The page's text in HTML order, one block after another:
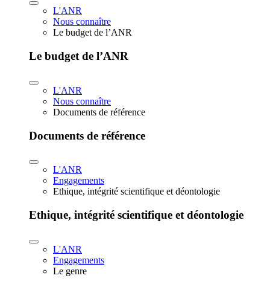
L'ANR
Nous connaître
Le budget de l’ANR
Le budget de l’ANR
L'ANR
Nous connaître
Documents de référence
Documents de référence
L'ANR
Engagements
Ethique, intégrité scientifique et déontologie
Ethique, intégrité scientifique et déontologie
L'ANR
Engagements
Le genre